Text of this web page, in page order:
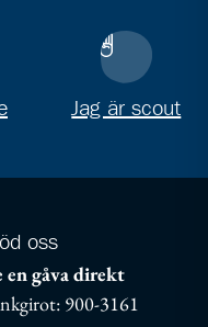
Jag är scout
oss
en gåva direkt
900-3161